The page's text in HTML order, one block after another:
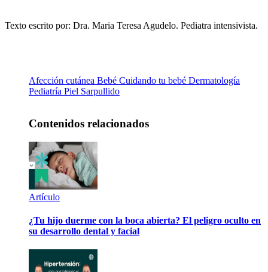
Texto escrito por: Dra. Maria Teresa Agudelo. Pediatra intensivista.
Afección cutánea Bebé Cuidando tu bebé Dermatología
Pediatría Piel Sarpullido
Contenidos relacionados
Artículo
¿Tu hijo duerme con la boca abierta? El peligro oculto en
su desarrollo dental y facial